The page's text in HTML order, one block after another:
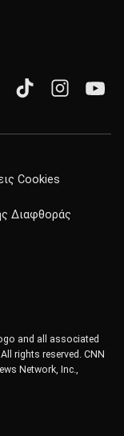
Cookies
Διαφθοράς
and all associated
rights reserved. CNN
Network, Inc.,